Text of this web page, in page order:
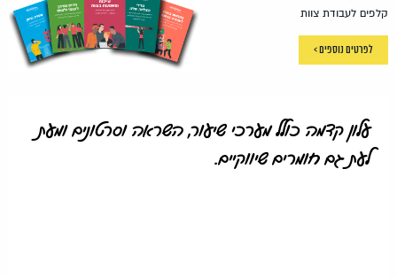
קלפים לעבודת צוות
לפרטים נוספים >
עלון קדמה כולל מערכי שיעור, השראה וסרטונים ומעת
לעת גם חומרים שיווקיים.